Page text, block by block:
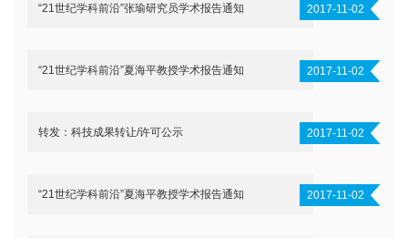
“21世纪学科前沿”张瑜研究员学术报告通知 2017-11-02
“21世纪学科前沿”夏海平教授学术报告通知 2017-11-02
转发：科技成果转让/许可公示 2017-11-02
“21世纪学科前沿”夏海平教授学术报告通知 2017-11-02